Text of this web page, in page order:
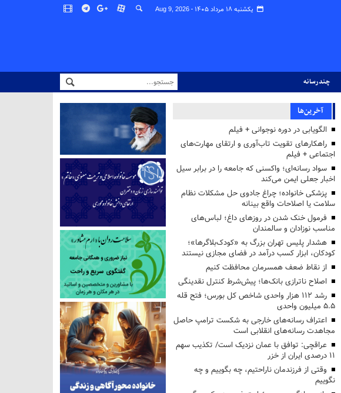
یکشنبه ۱۸ مرداد ۱۴۰۵ - Aug 9, 2026
چندرسانه
آخرین‌ها
الگویابی در دوره نوجوانی + فیلم
راهکارهای تقویت تاب‌آوری و ارتقای مهارت‌های
اجتماعی + فیلم
سواد رسانه‌ای؛ واکسنی که جامعه را در برابر سیل
اخبار جعلی ایمن می‌کند
پزشکی خانواده؛ چراغ جادوی حل مشکلات نظام
سلامت یا اصلاحات واقع بینانه
فرمول خنک شدن در روزهای داغ؛ لباس‌های
مناسب نوزادان و سالمندان
هشدار پلیس تهران بزرگ به «کودک‌بلاگرها»؛
کودکان، ابزار کسب درآمد در فضای مجازی نیستند
از نقاط ضعف همسرمان محافظت کنیم
اصلاح ناترازی بانک‌ها؛ پیش‌شرط کنترل نقدینگی
رشد ۱۱۲ هزار واحدی شاخص کل بورس؛ فتح قله
۵.۵ میلیون واحدی
اعتراف رسانه‌های خارجی به شکست ترامپ حاصل
مجاهدت رسانه‌های انقلابی است
عراقچی: توافق با عمان نزدیک است/ تکذیب سهم
۱۱ درصدی ایران از خزر
وقتی از فرزندمان ناراحتیم، چه بگوییم و چه
نگوییم